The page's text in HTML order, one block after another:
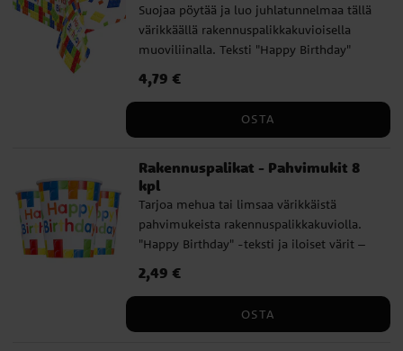
Suojaa pöytää ja luo juhlatunnelmaa tällä
värikkäällä rakennuspalikkakuvioisella
muoviliinalla. Teksti "Happy Birthday"
rakennusteemaisiin lasten juhliin.
helppo pyyhkiä puhtaaksi juhlien jälkeen.
Hinta :4,79 €
4,79 €
OSTA
Rakennuspalikat - Pahvimukit 8
kpl
Tarjoa mehua tai limsaa värikkäistä
pahvimukeista rakennuspalikkakuviolla.
"Happy Birthday" -teksti ja iloiset värit –
rakennusteemaisiin lasten juhliin. Mukien
Hinta :2,49 €
2,49 €
OSTA